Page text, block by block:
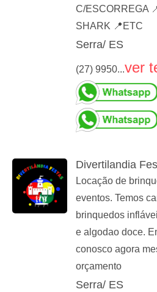
C/ESCORREGA
SHARK 📍ETC
Serra/ ES
(27) 9950...ver
Divertilandia
Locação de
eventos. Temos
brinquedos
e algodao doce.
conosco agora
orçamento
Serra/ ES